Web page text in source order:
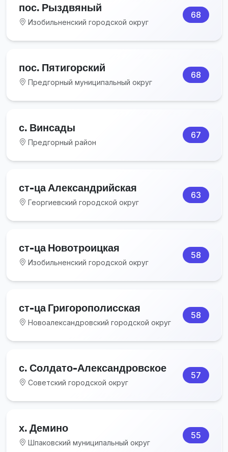
пос. Рыздвяный
Изобильненский городской округ
68
пос. Пятигорский
Предгорный муниципальный округ
68
с. Винсады
Предгорный район
67
ст-ца Александрийская
Георгиевский городской округ
63
ст-ца Новотроицкая
Изобильненский городской округ
58
ст-ца Григорополисская
Новоалександровский городской округ
58
с. Солдато-Александровское
Советский городской округ
57
х. Демино
Шпаковский муниципальный округ
55